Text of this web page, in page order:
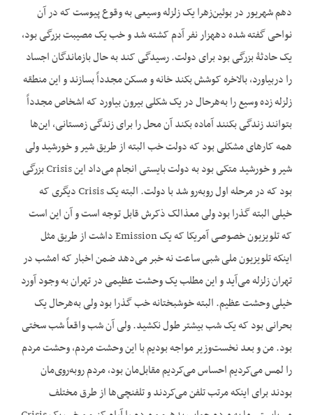
دهم شهریور در بوئین‌زهرا یک زلزله وسیعی به وقوع پیوست که در آن
نواحی گفته شده ده‏هزار نفر آدم کشته شد و خب یک مصیبت بزرگی بود،
یک حادثۀ بزرگی بود برای دولت. رسیدگی کند به حال بازماندگان اجساد
را دربیاورد، بالاخره کوشش بکند خانه و مسکن مجدداً بسازند و این منطقه
زلزله زده وسیع را به‌هرحال در یک شکلی بیرون بیاورد که اشخاص مجدداً
بتوانند زندگی بکنند آماده بکند آن محل را برای زندگی زمستانی، این‌ها
همه کارهای مشکلی بود که دولت خب البته از طریق شیر و خورشید ولی
شیر و خورشید متکی بود به دولت بایستی انجام می‌داد این Crisis بزرگی
بود که در مرحله اول روبه‌رو شد با دولت. البته یک Crisis دیگری که
خیلی البته گذرا بود ولی مع‏ذالک ذکرش قابل توجه است و آن این است
که تلویزیون خصوصی آمریکا که یک Emission داشت از طریق مثل
این‏که تلویزیون ملی شبی ساعت نه خبر می‌دهد ضمن اخبار که امشب در
تهران زلزله می‌آید و این مطلب یک وحشت عظیمی در تهران به وجود آورد
خیلی وحشت عظیم. البته خوشبختانه خب گذرا بود ولی به‌هرحال یک
بحرانی بود که یک شب بیشتر طول نکشید. ولی آن شب واقعاً شب سختی
بود. من و بعد نخست‌وزیر مواجه بودیم با این وحشت مردم، وحشت مردم
را لمس می‌کردیم احساس می‌کردیم مقابل‌مان بود، مردم روبه‌روی‌مان
بودند برای این‏که مرتب تلفن می‌کردند و تلفنچی‌ها از طرق مختلف